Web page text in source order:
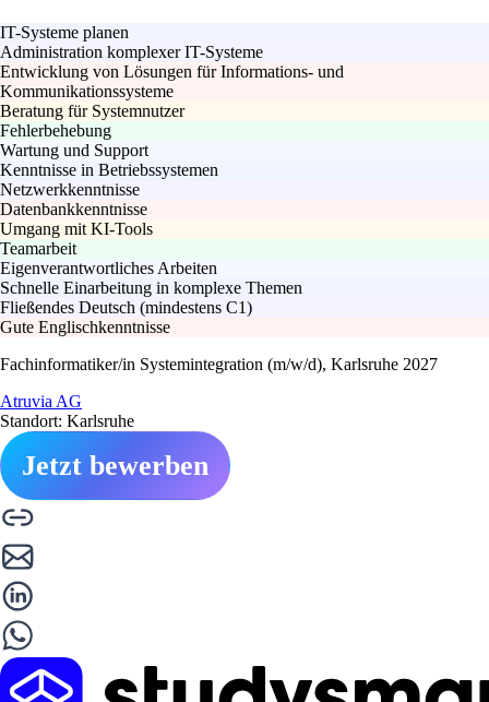
IT-Systeme planen
Administration komplexer IT-Systeme
Entwicklung von Lösungen für Informations- und
Kommunikationssysteme
Beratung für Systemnutzer
Fehlerbehebung
Wartung und Support
Kenntnisse in Betriebssystemen
Netzwerkkenntnisse
Datenbankkenntnisse
Umgang mit KI-Tools
Teamarbeit
Eigenverantwortliches Arbeiten
Schnelle Einarbeitung in komplexe Themen
Fließendes Deutsch (mindestens C1)
Gute Englischkenntnisse
Fachinformatiker/in Systemintegration (m/w/d), Karlsruhe 2027
Atruvia AG
Standort: Karlsruhe
Jetzt bewerben